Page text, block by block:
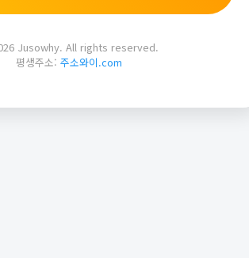
Jusowhy. All rights reserved.
평생주소: 주소와이.com